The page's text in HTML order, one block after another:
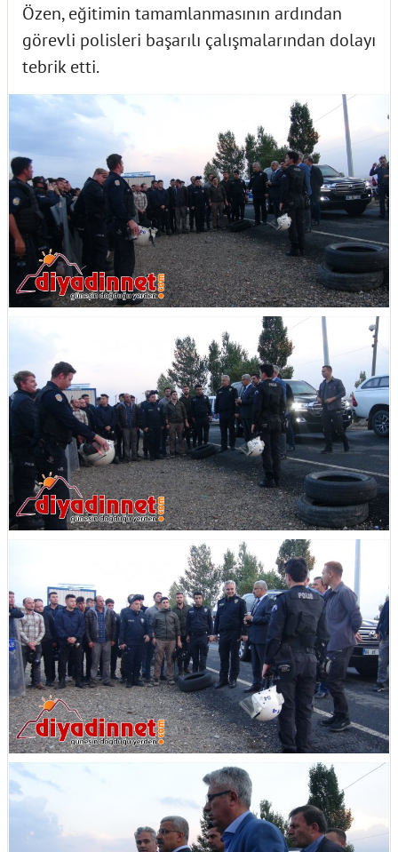
Özen, eğitimin tamamlanmasının ardından
görevli polisleri başarılı çalışmalarından dolayı
tebrik etti.